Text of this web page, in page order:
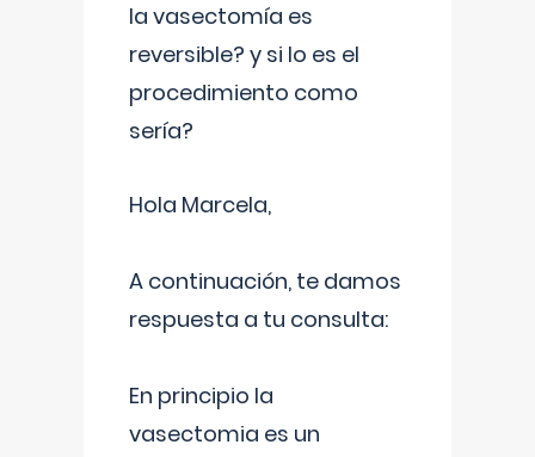
la vasectomía es
reversible? y si lo es el
procedimiento como
sería?
Hola Marcela,
A continuación, te damos
respuesta a tu consulta:
En principio la
vasectomia es un